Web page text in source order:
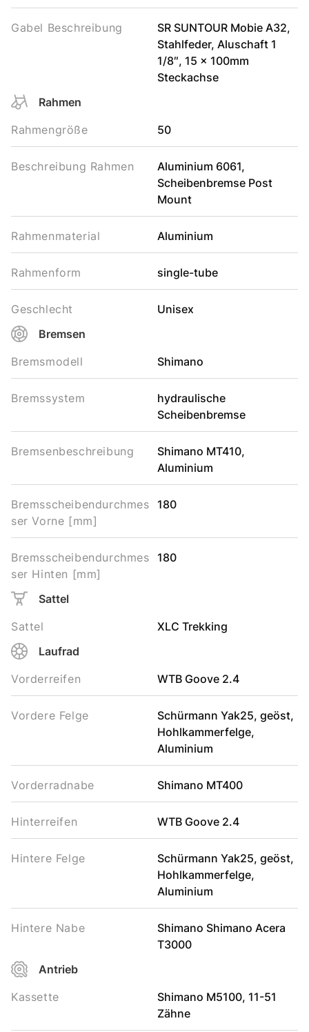
Gabel Beschreibung
SR SUNTOUR Mobie A32,
Stahlfeder, Aluschaft 1
1/8″, 15 x 100mm
Steckachse
Rahmen
Rahmengröße
50
Beschreibung Rahmen
Aluminium 6061,
Scheibenbremse Post
Mount
Rahmenmaterial Aluminium
Rahmenform single-tube
Geschlecht
Unisex
Bremsen
Bremsmodell
Shimano
Bremssystem
hydraulische
Scheibenbremse
Bremsenbeschreibung
Shimano MT410,
Aluminium
Bremsscheibendurchmes
ser Vorne [mm]
180
Bremsscheibendurchmes
ser Hinten [mm]
180
Sattel
Sattel
XLC Trekking
Laufrad
Vorderreifen
WTB Goove 2.4
Vordere Felge
Schürmann Yak25, geöst,
Hohlkammerfelge,
Aluminium
Vorderradnabe Shimano MT400
Hinterreifen WTB Goove 2.4
Hintere Felge
Schürmann Yak25, geöst,
Hohlkammerfelge,
Aluminium
Hintere Nabe
Shimano Shimano Acera
T3000
Antrieb
Kassette
Shimano M5100, 11-51
Zähne